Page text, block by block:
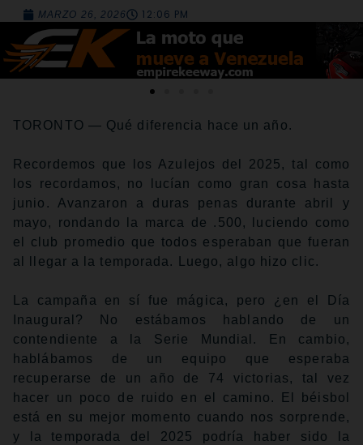
MARZO 26, 2026 12:06 PM
TORONTO — Qué diferencia hace un año.
Recordemos que los Azulejos del 2025, tal como
los recordamos, no lucían como gran cosa hasta
junio. Avanzaron a duras penas durante abril y
mayo, rondando la marca de .500, luciendo como
el club promedio que todos esperaban que fueran
al llegar a la temporada. Luego, algo hizo clic.
La campaña en sí fue mágica, pero ¿en el Día
Inaugural? No estábamos hablando de un
contendiente a la Serie Mundial. En cambio,
hablábamos de un equipo que esperaba
recuperarse de un año de 74 victorias, tal vez
hacer un poco de ruido en el camino. El béisbol
está en su mejor momento cuando nos sorprende,
y la temporada del 2025 podría haber sido la